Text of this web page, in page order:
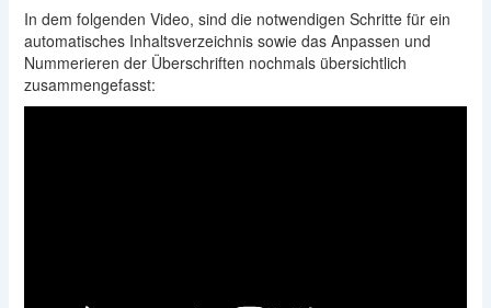
In dem folgenden Video, sind die notwendigen Schritte für ein
automatisches Inhaltsverzeichnis sowie das Anpassen und
Nummerieren der Überschriften nochmals übersichtlich
zusammengefasst: